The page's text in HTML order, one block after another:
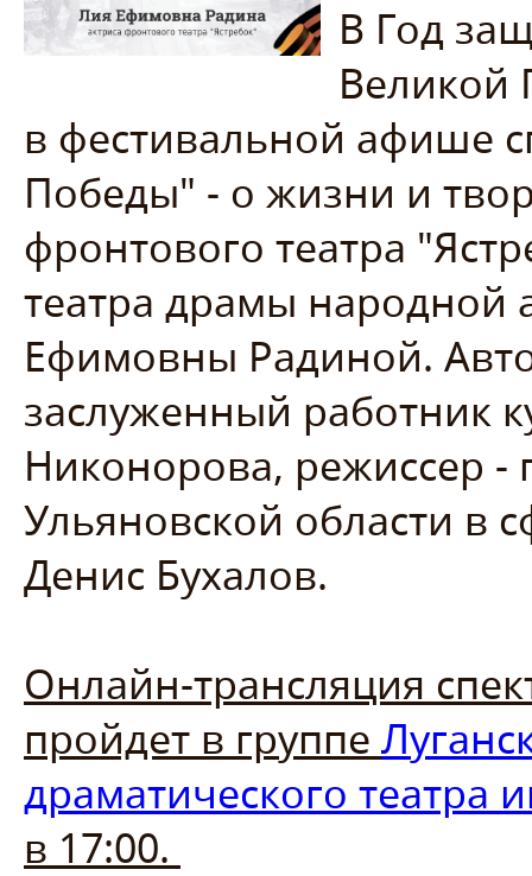
В Год
Великой
в фестивальной афише
Победы" - о жизни и
фронтового театра
театра драмы народной
Ефимовны Радиной.
заслуженный работник
Никонорова, режиссер -
Ульяновской области в
Денис Бухалов.
Онлайн-трансляция
пройдет в группе
драматического театра
в 17:00.